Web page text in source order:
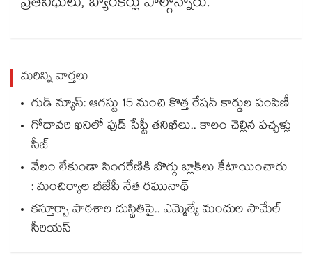
మరిన్ని వార్తలు
గుడ్ న్యూస్: ఆగస్టు 15 నుంచి కొత్త రేషన్ కార్డుల పంపిణీ
గోదావరి ఖనిలో ఫుడ్ సేఫ్టీ తనిఖీలు.. కాలం చెల్లిన పచ్చళ్లు
సీజ్
వేలం లేకుండా సింగరేణికి బొగ్గు బ్లాక్‌‌‌‌‌‌‌‌లు కేటాయించారు
: మంచిర్యాల బీజేపీ నేత రఘునాథ్
కస్తూర్బా పాఠశాల దుస్థితిపై.. ఎమ్మెల్యే మందుల సామేల్
సీరియస్